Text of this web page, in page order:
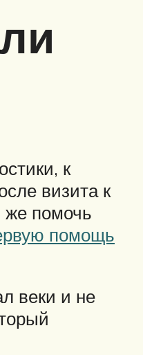
к
визита к
же помочь
помощь
веки и не